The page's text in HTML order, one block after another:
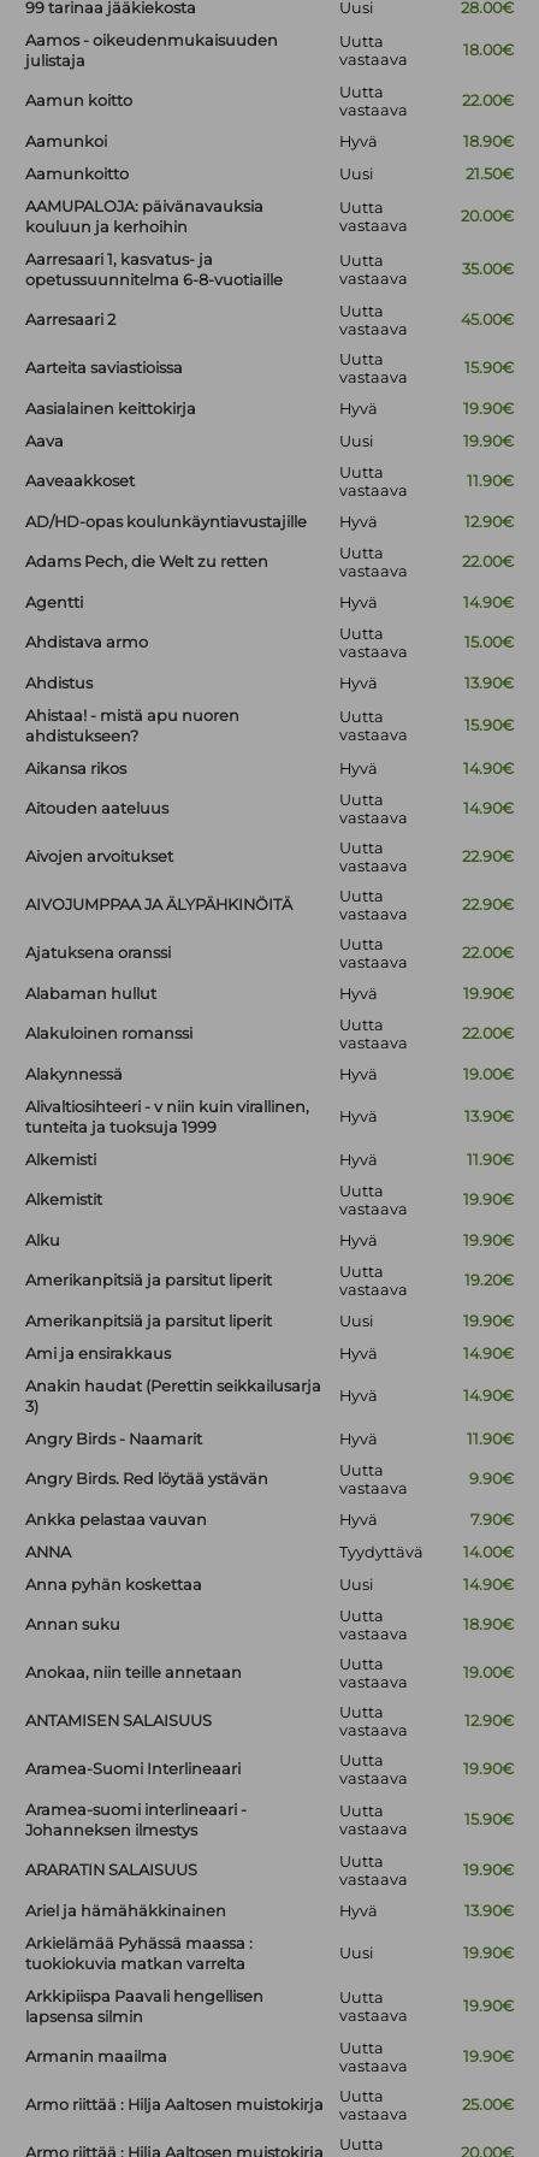
99 tarinaa jääkiekosta
Uusi
28.00€
Aamos - oikeudenmukaisuuden
julistaja
Uutta
vastaava
18.00€
Aamun koitto
Uutta
vastaava
22.00€
Aamunkoi Hyvä
18.90€
Aamunkoitto
Uusi
21.50€
AAMUPALOJA: päivänavauksia
kouluun ja kerhoihin
Uutta
vastaava
20.00€
Aarresaari 1, kasvatus- ja
opetussuunnitelma 6-8-vuotiaille
Uutta
vastaava
35.00€
Aarresaari 2
Uutta
vastaava
45.00€
Aarteita saviastioissa
Uutta
vastaava
15.90€
Aasialainen keittokirja Hyvä
19.90€
Aava
Uusi 19.90€
Aaveaakkoset
Uutta
vastaava
11.90€
AD/HD-opas koulunkäyntiavustajille Hyvä 12.90€
Adams Pech, die Welt zu retten
Uutta
vastaava
22.00€
Agentti Hyvä 14.90€
Ahdistava armo
Uutta
vastaava
15.00€
Ahdistus Hyvä
13.90€
Ahistaa! - mistä apu nuoren
ahdistukseen?
Uutta
vastaava
15.90€
Aikansa rikos Hyvä 14.90€
Aitouden aateluus
Uutta
vastaava
14.90€
Aivojen arvoitukset
Uutta
vastaava
22.90€
AIVOJUMPPAA JA ÄLYPÄHKINÖITÄ
Uutta
vastaava
22.90€
Ajatuksena oranssi
Uutta
vastaava
22.00€
Alabaman hullut Hyvä 19.90€
Alakuloinen romanssi
Uutta
vastaava
22.00€
Alakynnessä Hyvä
19.00€
Alivaltiosihteeri - v niin kuin virallinen,
tunteita ja tuoksuja 1999
Hyvä 13.90€
Alkemisti Hyvä 11.90€
Alkemistit
Uutta
vastaava
19.90€
Alku Hyvä 19.90€
Amerikanpitsiä ja parsitut liperit
Uutta
vastaava
19.20€
Amerikanpitsiä ja parsitut liperit Uusi
19.90€
Ami ja ensirakkaus
Hyvä
14.90€
Anakin haudat (Perettin seikkailusarja
3)
Hyvä 14.90€
Angry Birds - Naamarit Hyvä 11.90€
Angry Birds. Red löytää ystävän
Uutta
vastaava
9.90€
Ankka pelastaa vauvan Hyvä
7.90€
ANNA
Tyydyttävä
14.00€
Anna pyhän koskettaa
Uusi 14.90€
Annan suku
Uutta
vastaava
18.90€
Anokaa, niin teille annetaan
Uutta
vastaava
19.00€
ANTAMISEN SALAISUUS
Uutta
vastaava
12.90€
Aramea-Suomi Interlineaari
Uutta
vastaava
19.90€
Aramea-suomi interlineaari -
Johanneksen ilmestys
Uutta
vastaava
15.90€
ARARATIN SALAISUUS
Uutta
vastaava
19.90€
Ariel ja hämähäkkinainen Hyvä
13.90€
Arkielämää Pyhässä maassa :
tuokiokuvia matkan varrelta
Uusi 19.90€
Arkkipiispa Paavali hengellisen
lapsensa silmin
Uutta
vastaava
19.90€
Armanin maailma
Uutta
vastaava
19.90€
Armo riittää : Hilja Aaltosen muistokirja
Uutta
vastaava
25.00€
Armo riittää : Hilja Aaltosen muistokirja
Uutta
20.00€